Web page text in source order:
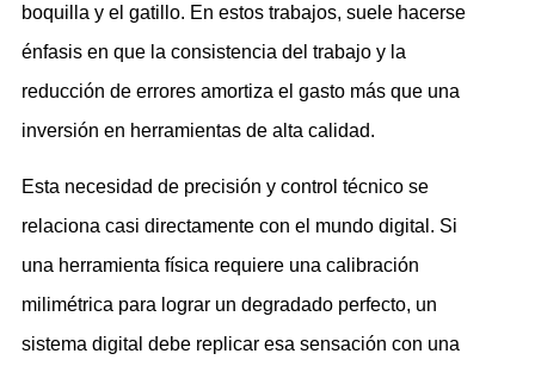
boquilla y el gatillo. En estos trabajos, suele hacerse
énfasis en que la consistencia del trabajo y la
reducción de errores amortiza el gasto más que una
inversión en herramientas de alta calidad.
Esta necesidad de precisión y control técnico se
relaciona casi directamente con el mundo digital. Si
una herramienta física requiere una calibración
milimétrica para lograr un degradado perfecto, un
sistema digital debe replicar esa sensación con una